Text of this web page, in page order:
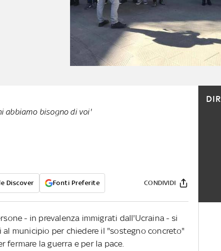
abbiamo bisogno di voi'
Discover Fonti Preferite CONDIVIDI
- in prevalenza immigrati dall'Ucraina - si
municipio per chiedere il "sostegno concreto"
la guerra e per la pace.